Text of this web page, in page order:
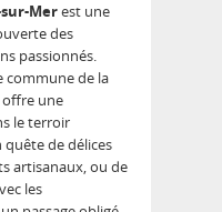
Merest une
des
passionnés.
commune de la
offre une
le terroir
quête de délices
artisanaux, ou de
les